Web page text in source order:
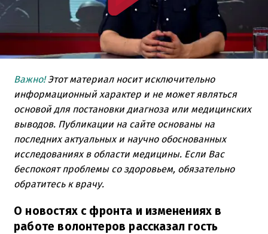
Важно!Этот материал носит исключительно
информационный характер и не может являться
основой для постановки диагноза или медицинских
выводов. Публикации на сайте основаны на
последних актуальных и научно обоснованных
исследованиях в области медицины. Если Вас
беспокоят проблемы со здоровьем, обязательно
обратитесь к врачу.
О новостях с фронта и изменениях в
работе волонтеров рассказал гость